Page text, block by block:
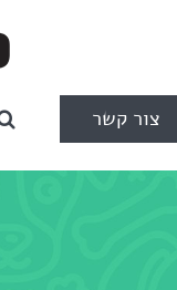
צור קשר